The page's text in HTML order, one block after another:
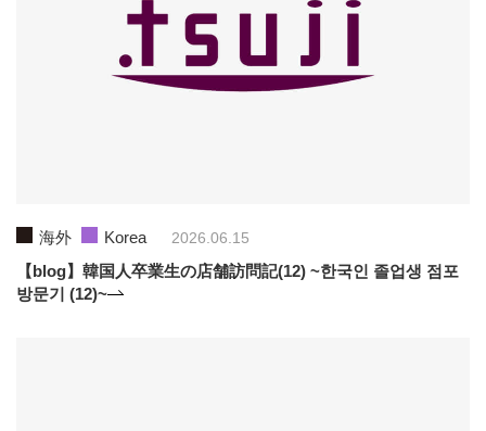
海外 Korea 2026.06.15
【blog】韓国人卒業生の店舗訪問記(12) ~한국인 졸업생 점포
방문기 (12)~